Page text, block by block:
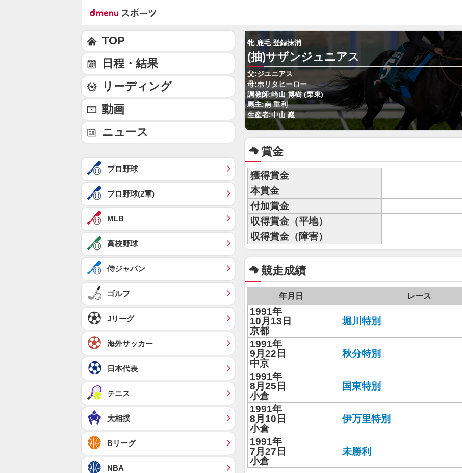
牝 鹿毛 登録抹消
(抽)サザンジュニアス
父:ジユニアス
母:ホリタヒーロー
調教師:崎山 博樹 (栗東)
馬主:南 重利
生産者:中山 巖
賞金
獲得賞金
本賞金
付加賞金
収得賞金（平地）
収得賞金（障害）
競走成績
年月日 レース
1991年
10月13日
京都
堀川特別
1991年
9月22日
中京
秋分特別
1991年
8月25日
小倉
国東特別
1991年
8月10日
小倉
伊万里特別
1991年
7月27日
小倉
未勝利
TOP
日程・結果
リーディング
動画
ニュース
プロ野球
プロ野球(2軍)
MLB
高校野球
侍ジャパン
ゴルフ
Jリーグ
海外サッカー
日本代表
テニス
大相撲
Bリーグ
NBA